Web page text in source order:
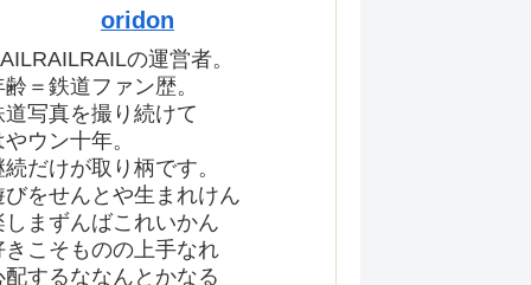
oridon
の運営者。
齢＝鉄道ファン歴。
道写真を撮り続けて
やウン十年。
続だけが取り柄です。
びをせんとや生まれけん
しまずんばこれいかん
きこそものの上手なれ
配するななんとかなる